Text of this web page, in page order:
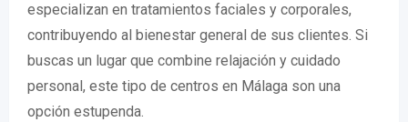
especializan en tratamientos faciales y corporales,
contribuyendo al bienestar general de sus clientes. Si
buscas un lugar que combine relajación y cuidado
personal, este tipo de centros en Málaga son una
opción estupenda.